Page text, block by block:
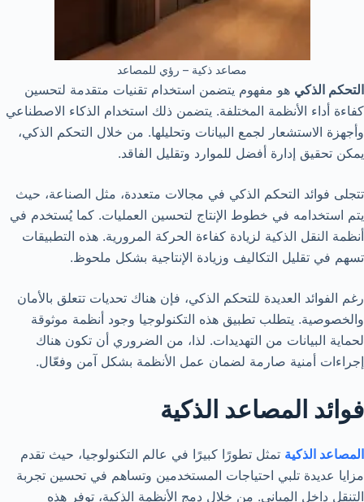
مصاعد ذكية – رؤي للمصاعد
التحكم الذكي هو مفهوم يتضمن استخدام تقنيات متقدمة لتحسين
كفاءة أداء الأنظمة المختلفة. يتضمن ذلك استخدام الذكاء الاصطناعي
وأجهزة الاستشعار لجمع البيانات وتحليلها. من خلال التحكم الذكي،
يمكن تحقيق إدارة أفضل للموارد وتقليل الفاقد.
تتجلى فوائد التحكم الذكي في مجالات متعددة، مثل الصناعة، حيث
يتم استخدامه في خطوط الإنتاج لتحسين العمليات. كما يُستخدم في
أنظمة النقل الذكية لزيادة كفاءة الحركة المرورية. هذه التطبيقات
تسهم في تقليل التكاليف وزيادة الإنتاجية بشكل ملحوظ.
رغم الفوائد العديدة للتحكم الذكي، فإن هناك تحديات تتعلق بالأمان
والخصوصية. يتطلب تطبيق هذه التكنولوجيا وجود أنظمة موثوقة
لحماية البيانات من التهديدات. لذا، من الضروري أن تكون هناك
إجراءات أمنية صارمة لضمان عمل الأنظمة بشكل آمن وفعّال.
فوائد المصاعد الذكية
المصاعد الذكية تمثل تطورًا كبيرًا في عالم التكنولوجيا، حيث تقدم
مزايا عديدة تلبي احتياجات المستخدمين وتساهم في تحسين تجربة
التنقل داخل المباني. من خلال دمج الأنظمة الذكية، توفر هذه